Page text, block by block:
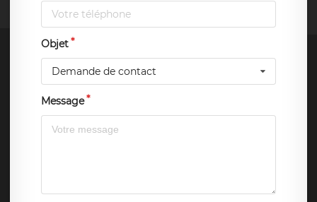
Objet
Demande de contact
Message